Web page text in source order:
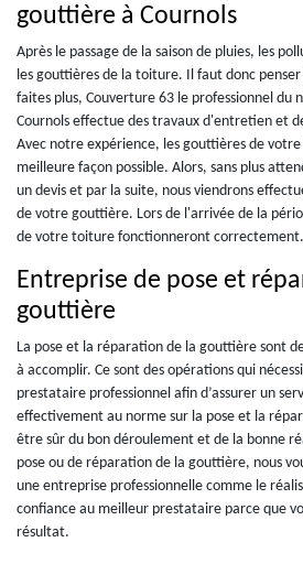
gouttière à Cournols
Après le passage de la saison de pluies, les
les gouttières de la toiture. Il faut donc
faites plus, Couverture 63 le professionnel du
Cournols effectue des travaux d'entretien et
Avec notre expérience, les gouttières de
meilleure façon possible. Alors, sans plus
un devis et par la suite, nous viendrons
de votre gouttière. Lors de l'arrivée de la
de votre toiture fonctionneront correctement.
Entreprise de pose et
gouttière
La pose et la réparation de la gouttière sont
à accomplir. Ce sont des opérations qui
prestataire professionnel afin d’assurer un
effectivement au norme sur la pose et la
être sûr du bon déroulement et de la bonne
pose ou de réparation de la gouttière, nous
une entreprise professionnelle comme le
confiance au meilleur prestataire parce que
résultat.